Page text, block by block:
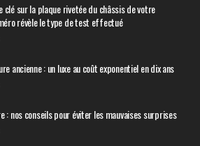
sur la plaque rivetée du châssis de votre
révèle le type de test effectué
ancienne : un luxe au coût exponentiel en dix ans
: nos conseils pour éviter les mauvaises surprises